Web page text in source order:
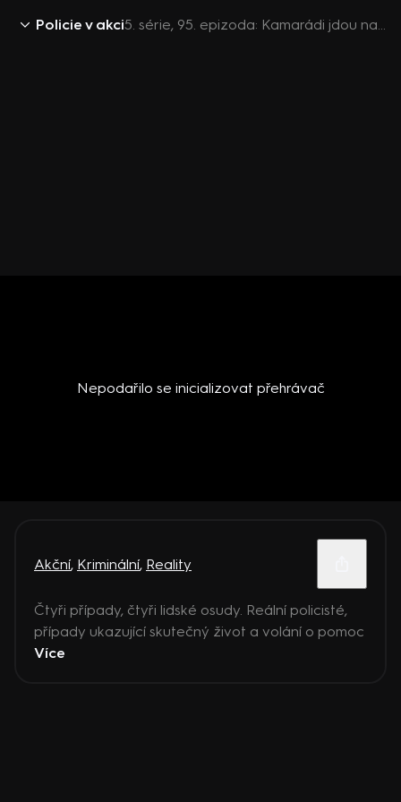
Policie v akci 5. série, 95. epizoda: Kamarádi jdou na ryby / Lupiči bezdomovci
Nepodařilo se inicializovat přehrávač
Akční, Kriminální, Reality
Čtyři případy, čtyři lidské osudy. Reální policisté,
případy ukazující skutečný život a volání o pomoc
Více